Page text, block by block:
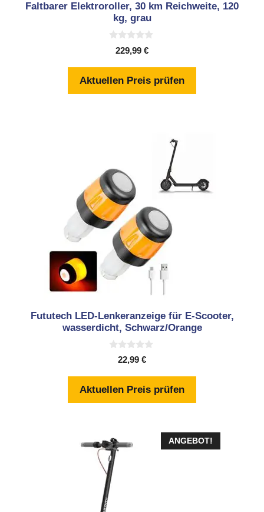
Faltbarer Elektroroller, 30 km Reichweite, 120
kg, grau
5
229,99 €
Aktuellen Preis prüfen
Fututech LED-Lenkeranzeige für E-Scooter,
wasserdicht, Schwarz/Orange
5
22,99 €
Aktuellen Preis prüfen
ANGEBOT!